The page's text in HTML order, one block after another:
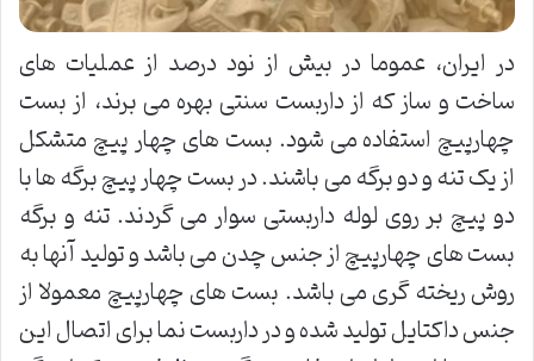
در ایران، عموما در بیش از نود درصد از عملیات های
ساخت و ساز که از داربست سنتی بهره می برند، از بست
چهارپیچ استفاده می شود. بست های چهار پیچ متشکل
از یک تنه و دو برگه می باشند. در بست چهار پیچ برگه ها با
دو پیچ بر روی لوله داربستی سوار می گردند. تنه و برگه
بست های چهارپیچ از جنس چدن می باشد و تولید آنها به
روش ریخته گری می باشد. بست های چهارپیچ معمولا از
جنس داکتایل تولید شده و در داربست نما برای اتصال این